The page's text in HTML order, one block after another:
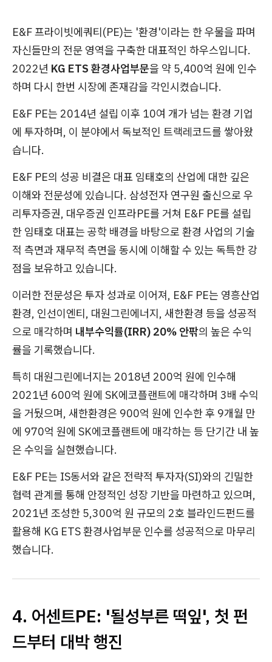
E&F 프라이빗에쿼티(PE)는 '환경'이라는 한 우물을 파며
자신들만의 전문 영역을 구축한 대표적인 하우스입니다.
2022년 KG ETS 환경사업부문을 약 5,400억 원에 인수
하며 다시 한번 시장에 존재감을 각인시켰습니다.
E&F PE는 2014년 설립 이후 10여 개가 넘는 환경 기업
에 투자하며, 이 분야에서 독보적인 트랙레코드를 쌓아왔
습니다.
E&F PE의 성공 비결은 대표 임태호의 산업에 대한 깊은
이해와 전문성에 있습니다. 삼성전자 연구원 출신으로 우
리투자증권, 대우증권 인프라PE를 거쳐 E&F PE를 설립
한 임태호 대표는 공학 배경을 바탕으로 환경 사업의 기술
적 측면과 재무적 측면을 동시에 이해할 수 있는 독특한 강
점을 보유하고 있습니다.
이러한 전문성은 투자 성과로 이어져, E&F PE는 영흥산업
환경, 인선이엔티, 대원그린에너지, 새한환경 등을 성공적
으로 매각하며 내부수익률(IRR) 20% 안팎의 높은 수익
률을 기록했습니다.
특히 대원그린에너지는 2018년 200억 원에 인수해
2021년 600억 원에 SK에코플랜트에 매각하며 3배 수익
을 거뒀으며, 새한환경은 900억 원에 인수한 후 9개월 만
에 970억 원에 SK에코플랜트에 매각하는 등 단기간 내 높
은 수익을 실현했습니다.
E&F PE는 IS동서와 같은 전략적 투자자(SI)와의 긴밀한
협력 관계를 통해 안정적인 성장 기반을 마련하고 있으며,
2021년 조성한 5,300억 원 규모의 2호 블라인드펀드를
활용해 KG ETS 환경사업부문 인수를 성공적으로 마무리
했습니다.
4. 어센트PE: '될성부른 떡잎', 첫 펀
드부터 대박 행진